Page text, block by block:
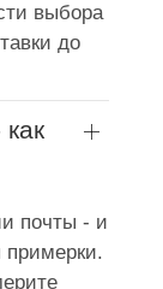
выбора
до
почты - и
примерки.